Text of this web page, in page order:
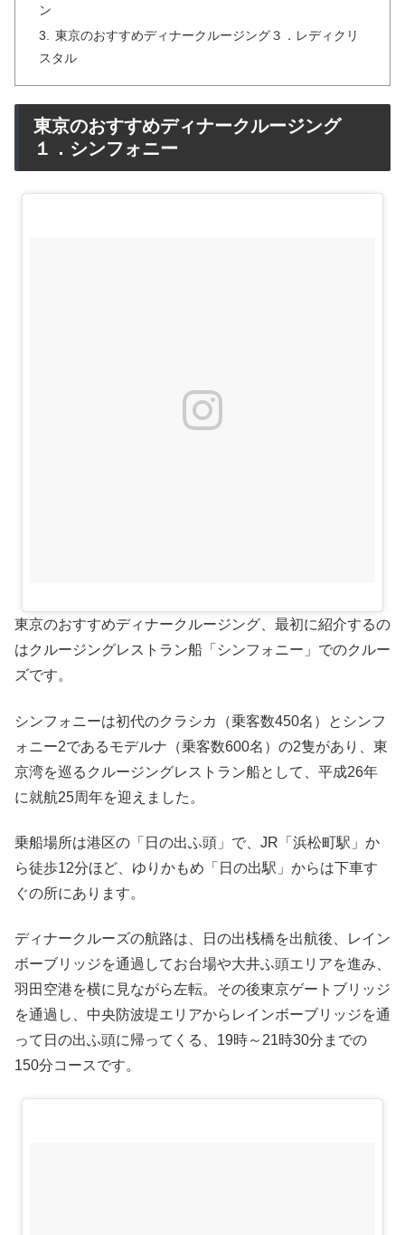
ン
東京のおすすめディナークルージング３．レディクリ
スタル
東京のおすすめディナークルージング
１．シンフォニー
東京のおすすめディナークルージング、最初に紹介するの
はクルージングレストラン船「シンフォニー」でのクルー
ズです。
シンフォニーは初代のクラシカ（乗客数450名）とシンフ
ォニー2であるモデルナ（乗客数600名）の2隻があり、東
京湾を巡るクルージングレストラン船として、平成26年
に就航25周年を迎えました。
乗船場所は港区の「日の出ふ頭」で、JR「浜松町駅」か
ら徒歩12分ほど、ゆりかもめ「日の出駅」からは下車す
ぐの所にあります。
ディナークルーズの航路は、日の出桟橋を出航後、レイン
ボーブリッジを通過してお台場や大井ふ頭エリアを進み、
羽田空港を横に見ながら左転。その後東京ゲートブリッジ
を通過し、中央防波堤エリアからレインボーブリッジを通
って日の出ふ頭に帰ってくる、19時～21時30分までの
150分コースです。